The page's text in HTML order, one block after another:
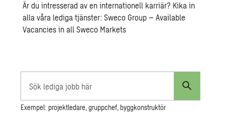
Är du intresserad av en internationell karriär? Kika in
alla våra lediga tjänster:Sweco Group – Available
Vacancies in all Sweco Markets
Sök
lediga
Exempel: projektledare, gruppchef, byggkonstruktör